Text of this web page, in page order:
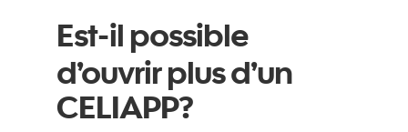
Est-il possible
d’ouvrir plus d’un
CELIAPP?